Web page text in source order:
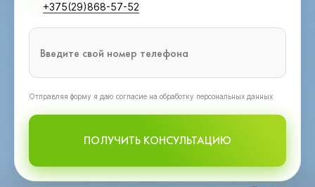
+375(29)868-57-52
Oтправляя форму я даю согласие на обработку персональных данных
ПОЛУЧИТЬ КОНСУЛЬТАЦИЮ